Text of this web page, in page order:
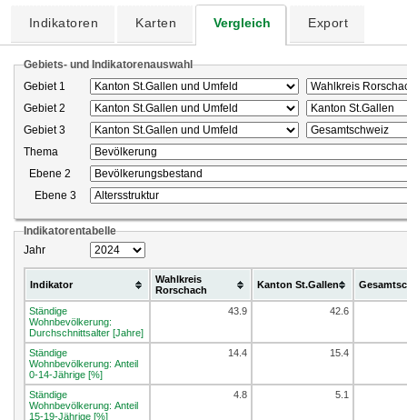
Indikatoren Karten Vergleich Export
Gebiets- und Indikatorenauswahl
Gebiet 1
Gebiet 2
Gebiet 3
Thema
Ebene 2
Ebene 3
Indikatorentabelle
Jahr
Indikator
Wahlkreis
Rorschach
Kanton St.Gallen
Ständige
Wohnbevölkerung:
Durchschnittsalter [Jahre]
43.9 42.6
Ständige
Wohnbevölkerung: Anteil
0-14-Jährige [%]
14.4 15.4
Ständige
Wohnbevölkerung: Anteil
15-19-Jährige [%]
4.8 5.1